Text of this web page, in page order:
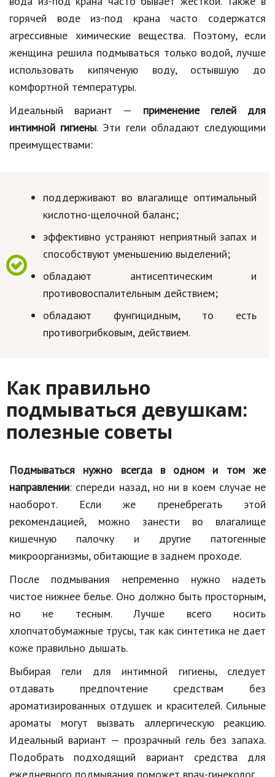
горячей воде из-под крана часто содержатся
агрессивные химические вещества. Поэтому, если
женщина решила подмываться только водой, лучше
использовать кипяченую воду, остывшую до
комфортной температуры.
Идеальный вариант — применение гелей для
интимной гигиены. Эти гели обладают следующими
преимуществами:
поддерживают во влагалище оптимальный
кислотно-щелочной баланс;
эффективно устраняют неприятный запах и
способствуют уменьшению выделений;
обладают антисептическим и
противовоспалительным действием;
обладают фунгицидным, то есть
противогрибковым, действием.
Как правильно
подмываться девушкам:
полезные советы
Подмываться нужно всегда в одном и том же
направлении: спереди назад, но ни в коем случае не
наоборот. Если же пренебрегать этой
рекомендацией, можно занести во влагалище
кишечную палочку и другие патогенные
микроорганизмы, обитающие в заднем проходе.
После подмывания непременно нужно надеть
чистое нижнее белье. Оно должно быть просторным,
но не тесным. Лучше всего носить
хлопчатобумажные трусы, так как синтетика не дает
коже правильно дышать.
Выбирая гели для интимной гигиены, следует
отдавать предпочтение средствам без
ароматизированных отдушек и красителей. Сильные
ароматы могут вызвать аллергическую реакцию.
Идеальный вариант — прозрачный гель без запаха.
Подобрать подходящий вариант средства для